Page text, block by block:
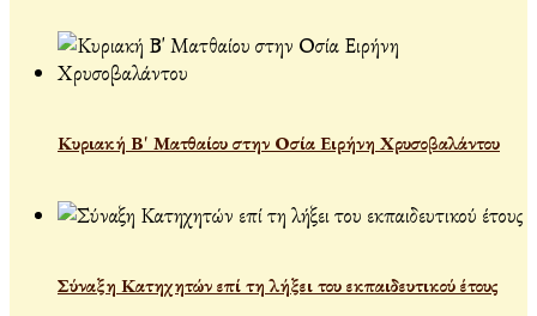
Κυριακή Β' Ματθαίου στην Οσία Ειρήνη Χρυσοβαλάντου
Σύναξη Κατηχητών επί τη λήξει του εκπαιδευτικού έτους